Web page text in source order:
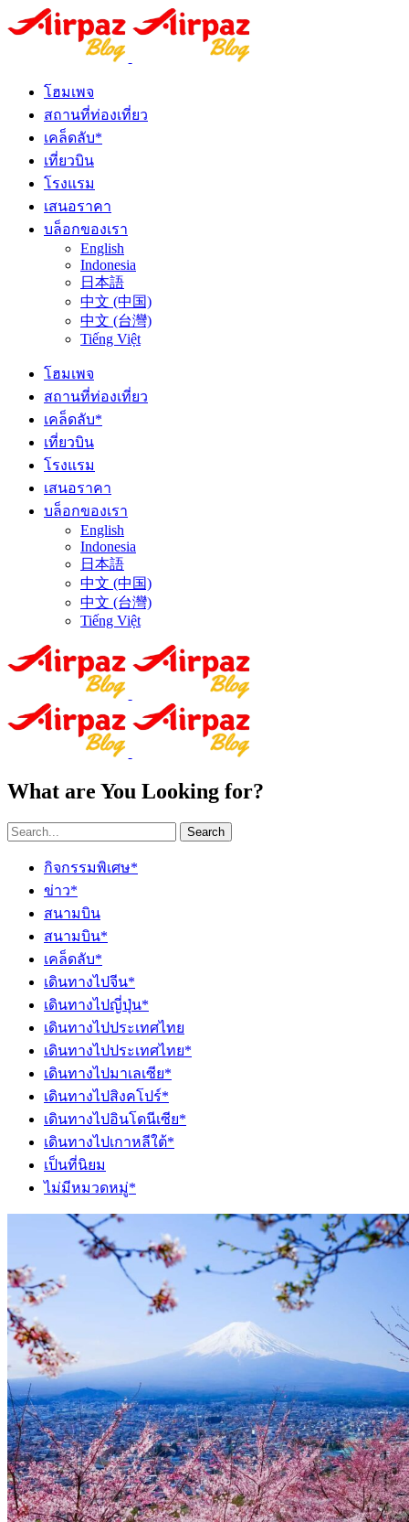
โฮมเพจ
สถานที่ท่องเที่ยว
เคล็ดลับ*
เที่ยวบิน
โรงแรม
เสนอราคา
บล็อกของเรา
English
Indonesia
日本語
中文 (中国)
中文 (台灣)
Tiếng Việt
โฮมเพจ
สถานที่ท่องเที่ยว
เคล็ดลับ*
เที่ยวบิน
โรงแรม
เสนอราคา
บล็อกของเรา
English
Indonesia
日本語
中文 (中国)
中文 (台灣)
Tiếng Việt
What are You Looking for?
Search
กิจกรรมพิเศษ*
ข่าว*
สนามบิน
สนามบิน*
เคล็ดลับ*
เดินทางไปจีน*
เดินทางไปญี่ปุ่น*
เดินทางไปประเทศไทย
เดินทางไปประเทศไทย*
เดินทางไปมาเลเซีย*
เดินทางไปสิงคโปร์*
เดินทางไปอินโดนีเซีย*
เดินทางไปเกาหลีใต้*
เป็นที่นิยม
ไม่มีหมวดหมู่*